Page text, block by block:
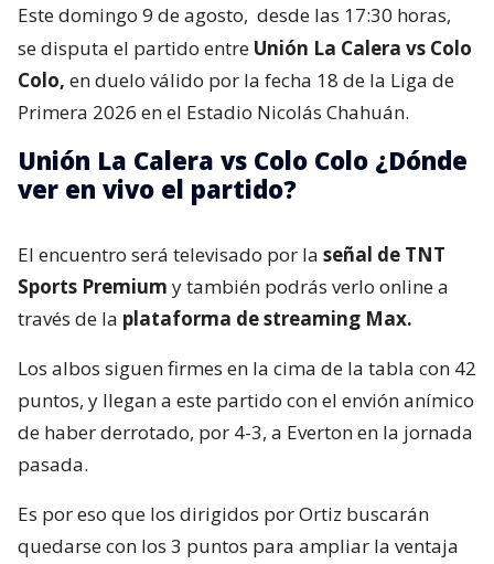
Este domingo 9 de agosto, desde las 17:30 horas,
se disputa el partido entre Unión La Calera vs Colo
Colo, en duelo válido por la fecha 18 de la Liga de
Primera 2026 en el Estadio Nicolás Chahuán.
Unión La Calera vs Colo Colo ¿Dónde
ver en vivo el partido?
El encuentro será televisado por la señal de TNT
Sports Premium y también podrás verlo online a
través de la plataforma de streaming Max.
Los albos siguen firmes en la cima de la tabla con 42
puntos, y llegan a este partido con el envión anímico
de haber derrotado, por 4-3, a Everton en la jornada
pasada.
Es por eso que los dirigidos por Ortiz buscarán
quedarse con los 3 puntos para ampliar la ventaja